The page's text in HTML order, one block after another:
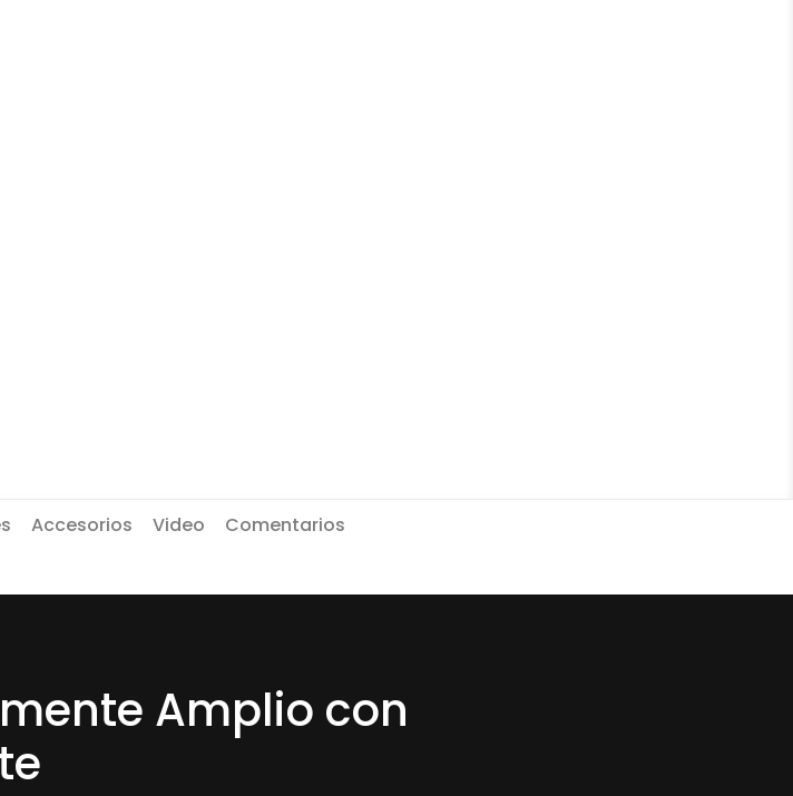
Accesorios Video Comentarios
Amplio con